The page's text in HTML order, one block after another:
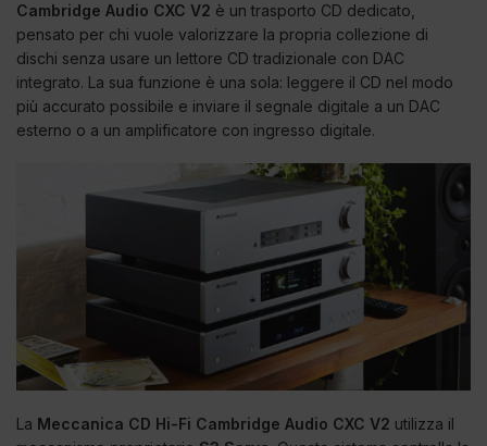
Cambridge Audio CXC V2 è un trasporto CD dedicato,
pensato per chi vuole valorizzare la propria collezione di
dischi senza usare un lettore CD tradizionale con DAC
integrato. La sua funzione è una sola: leggere il CD nel modo
più accurato possibile e inviare il segnale digitale a un DAC
esterno o a un amplificatore con ingresso digitale.
La Meccanica CD Hi-Fi Cambridge Audio CXC V2 utilizza il